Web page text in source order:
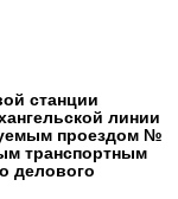
станции
линии
проездом №
транспортным
делового